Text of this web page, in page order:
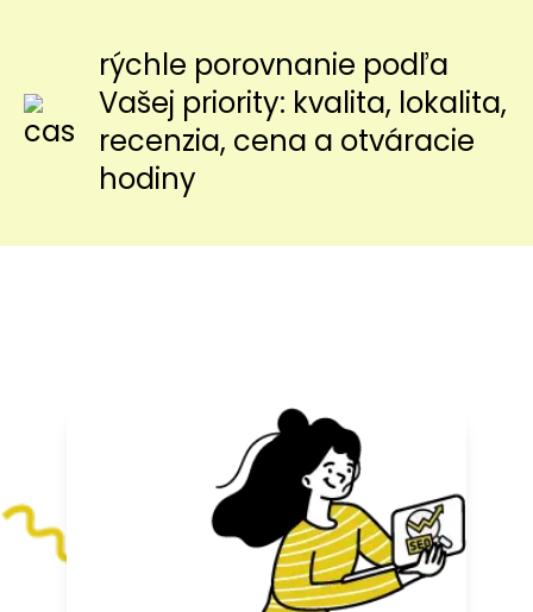
rýchle porovnanie podľa
Vašej priority: kvalita, lokalita,
recenzia, cena a otváracie
hodiny